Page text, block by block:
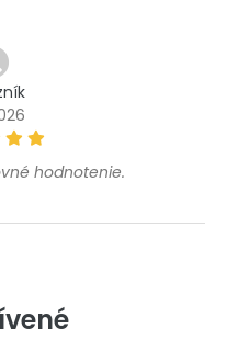
hodnotenie.